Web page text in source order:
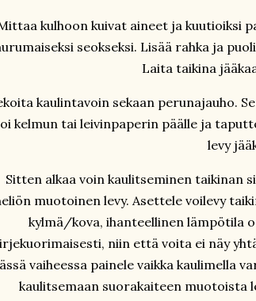
kulhoon kuivat aineet ja kuutioiksi
seokseksi. Lisää rahka ja
Laita taikina
kaulintavoin sekaan perunajauho.
kelmun tai leivinpaperin päälle ja
levy
Sitten alkaa voin kaulitseminen taikinan
muotoinen levy. Asettele voilevy
kylmä/kova, ihanteellinen lämpötila
niin että voita ei näy
vaiheessa painele vaikka kaulimella
kaulitsemaan suorakaiteen muotoista